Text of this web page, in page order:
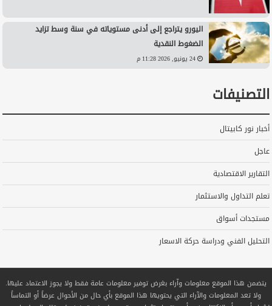
اليورو يتراجع إلى أدنى مستوياته في سنة وسط تزايد
الضغوط النقدية
24 يونيو, 2026 11:28 م
التصنيفات
أخبار نور كابيتال
عاجل
التقارير الاقتصادية
تعلم التداول والاستثمار
مستجدات أسواق
التحليل الفني ودراسة حركة الاسعار
يتضمن هذا الموقع معلومات وآراء بغرض توفير معلومات عامة فقط ولا يجوز الاعتماد عليها.
ولا تعد المعلومات والآراء التي يحتويها هذا الموقع بأي حال من الأحوال عرضاً أو التماساً